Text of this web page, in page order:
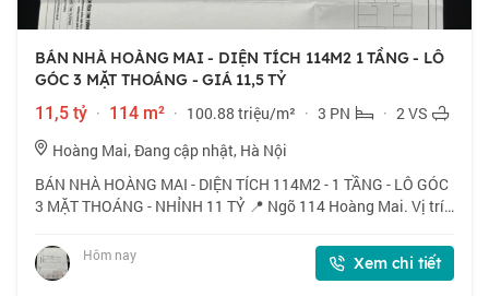
BÁN NHÀ HOÀNG MAI - DIỆN TÍCH 114M2 1 TẦNG - LÔ
GÓC 3 MẶT THOÁNG - GIÁ 11,5 TỶ
11,5 tỷ · 114 m² · 100.88 triệu/m² · 3 PN · 2 VS
Hoàng Mai, Đang cập nhật, Hà Nội
BÁN NHÀ HOÀNG MAI - DIỆN TÍCH 114M2 - 1 TẦNG - LÔ GÓC
3 MẶT THOÁNG - NHỈNH 11 TỶ 📍 Ngõ 114 Hoàng Mai. Vị trí
chợ đầu mối phía Nam, chợ Tân Ma
Hôm nay Xem chi tiết